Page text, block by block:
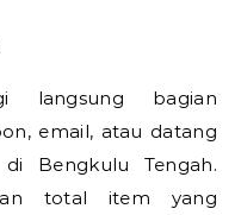
langsung bagian
email, atau datang
Bengkulu Tengah.
total item yang